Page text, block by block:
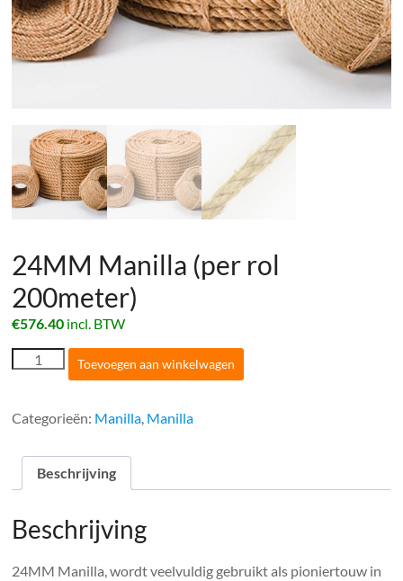
24MM Manilla (per rol
200meter)
€576.40 incl. BTW
24MM
Manilla
200meter)
Toevoegen aan winkelwagen
Categorieën: Manilla, Manilla
Beschrijving
Beschrijving
24MM Manilla, wordt veelvuldig gebruikt als pioniertouw in